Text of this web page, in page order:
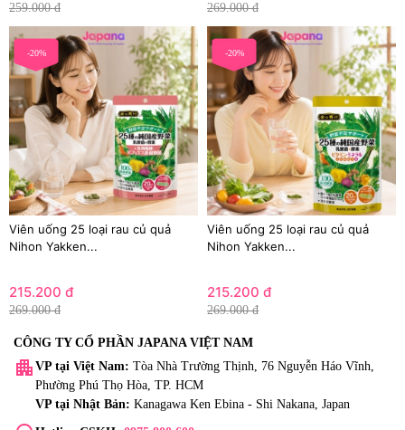
259.000 đ 269.000 đ
-20%
Viên uống 25 loại rau củ quả
Nihon Yakken...
215.200 đ
269.000 đ
-20%
Viên uống 25 loại rau củ quả
Nihon Yakken...
215.200 đ
269.000 đ
CÔNG TY CỔ PHẦN JAPANA VIỆT NAM
apartment VP tại Việt Nam: Tòa Nhà Trường Thịnh, 76 Nguyễn Háo Vĩnh,
Phường Phú Thọ Hòa, TP. HCM
VP tại Nhật Bản: Kanagawa Ken Ebina - Shi Nakana, Japan